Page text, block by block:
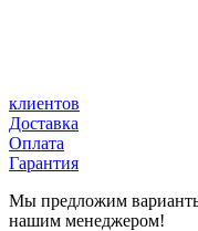
клиентов
Доставка
Оплата
Гарантия
Мы предложим
нашим менеджером!